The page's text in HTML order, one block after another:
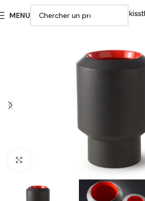
MENU
Cliquer pour agrandir